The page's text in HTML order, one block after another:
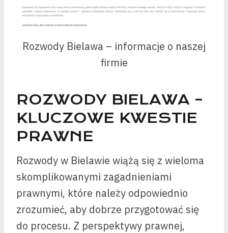
Rozwody Bielawa – informacje o naszej
firmie
ROZWODY BIELAWA –
KLUCZOWE KWESTIE
PRAWNE
Rozwody w Bielawie wiążą się z wieloma
skomplikowanymi zagadnieniami
prawnymi, które należy odpowiednio
zrozumieć, aby dobrze przygotować się
do procesu. Z perspektywy prawnej,